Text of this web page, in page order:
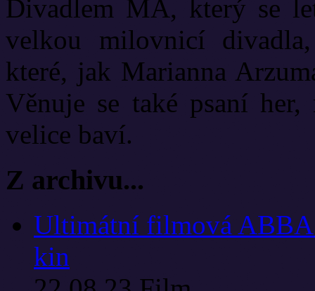
Divadlem MA, který se
velkou milovnicí
které, jak Marianna
Věnuje se také psaní
velice baví.
Z archivu...
Ultimátní filmová
kin